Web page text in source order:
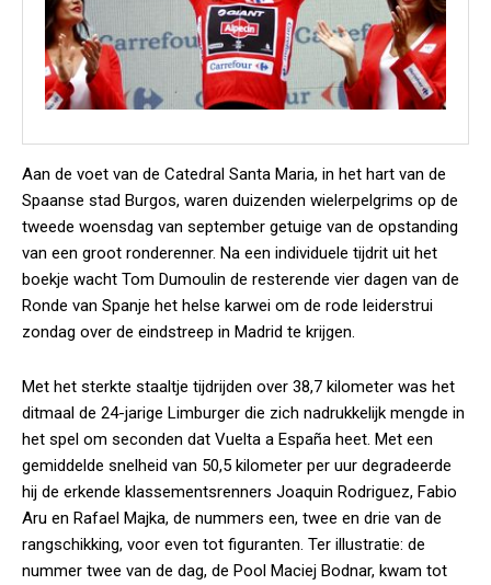
Aan de voet van de Catedral Santa Maria, in het hart van de
Spaanse stad Burgos, waren duizenden wielerpelgrims op de
tweede woensdag van september getuige van de opstanding
van een groot ronderenner. Na een individuele tijdrit uit het
boekje wacht Tom Dumoulin de resterende vier dagen van de
Ronde van Spanje het helse karwei om de rode leiderstrui
zondag over de eindstreep in Madrid te krijgen.
Met het sterkte staaltje tijdrijden over 38,7 kilometer was het
ditmaal de 24-jarige Limburger die zich nadrukkelijk mengde in
het spel om seconden dat Vuelta a España heet. Met een
gemiddelde snelheid van 50,5 kilometer per uur degradeerde
hij de erkende klassementsrenners Joaquin Rodriguez, Fabio
Aru en Rafael Majka, de nummers een, twee en drie van de
rangschikking, voor even tot figuranten. Ter illustratie: de
nummer twee van de dag, de Pool Maciej Bodnar, kwam tot